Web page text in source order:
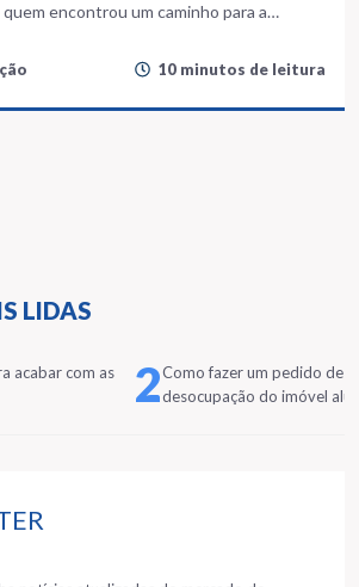
LIDAS
acabar com as
2Como fazer um pedido de
desocupação do imóvel
encontrou um caminho para a
10 minutos de leitura